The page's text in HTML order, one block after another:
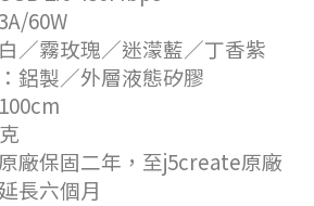
60W
／霧玫瑰／迷濛藍／丁香紫
鋁製／外層液態矽膠
廠保固二年，至j5create原廠
長六個月